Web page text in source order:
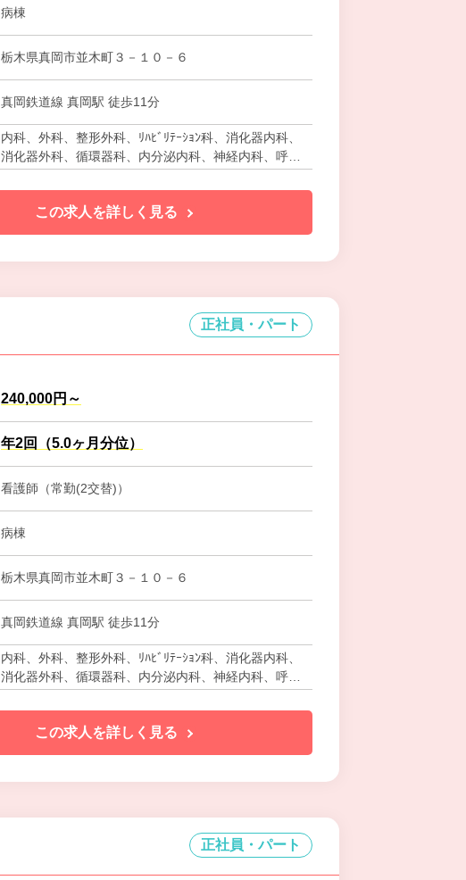
病棟
栃木県真岡市並木町３－１０－６
真岡鉄道線 真岡駅 徒歩11分
内科、外科、整形外科、ﾘﾊﾋﾞﾘﾃｰｼｮﾝ科、消化器内科、
消化器外科、循環器科、内分泌内科、神経内科、呼吸
器科、泌尿器科、放射線科、腎臓内科、麻酔科、人工
透析内科
この求人を詳しく見る
正社員・パート
240,000円～
年2回（5.0ヶ月分位）
看護師（常勤(2交替)）
病棟
栃木県真岡市並木町３－１０－６
真岡鉄道線 真岡駅 徒歩11分
内科、外科、整形外科、ﾘﾊﾋﾞﾘﾃｰｼｮﾝ科、消化器内科、
消化器外科、循環器科、内分泌内科、神経内科、呼吸
器科、泌尿器科、放射線科、腎臓内科、麻酔科、人工
透析内科
この求人を詳しく見る
正社員・パート